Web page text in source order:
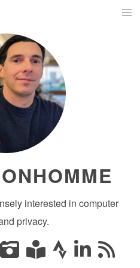
interested in computer
privacy.